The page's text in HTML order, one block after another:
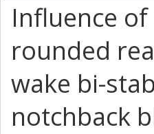
Influence
rounded
wake bi-
notchback